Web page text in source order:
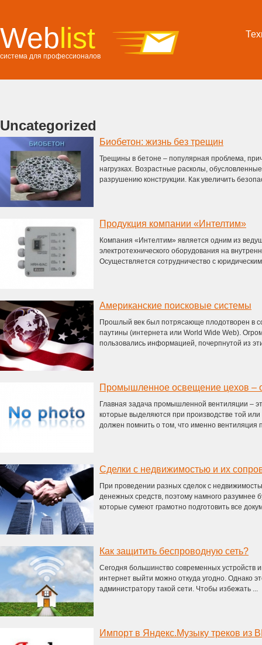
Weblist
система для профессионалов
Uncategorized
Биобетон: жизнь без трещин
Трещины в бетоне – популярная проблема,
нагрузках. Возрастные расколы,
разрушению конструкции. Как увеличить
Продукция компании «Интелтим»
Компания «Интелтим» является одним из
электротехнического оборудования на
Осуществляется сотрудничество с
Американские поисковые системы
Прошлый век был потрясающе плодотворен в
паутины (интернета или World Wide Web).
пользовались информацией, почерпнутой из
Главная задача промышленной вентиляции –
которые выделяются при производстве той
должен помнить о том, что именно вентиляция
Сделки с недвижимостью и их
При проведении разных сделок с
денежных средств, поэтому намного разумнее
которые сумеют грамотно подготовить все
Как защитить беспроводную сеть?
Сегодня большинство современных устройств
интернет выйти можно откуда угодно. Однако
администратору такой сети. Чтобы избежать ...
Импорт в Яндекс.Музыку треков из